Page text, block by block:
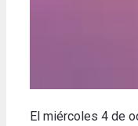
El miércoles 4 de